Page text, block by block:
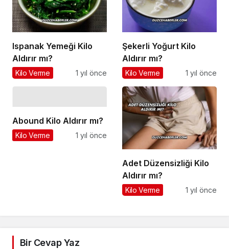
Ispanak Yemeği Kilo
Aldırır mı?
Kilo Verme 1 yıl önce
Şekerli Yoğurt Kilo
Aldırır mı?
Kilo Verme 1 yıl önce
Abound Kilo Aldırır mı?
Kilo Verme 1 yıl önce
Adet Düzensizliği Kilo
Aldırır mı?
Kilo Verme 1 yıl önce
Bir Cevap Yaz